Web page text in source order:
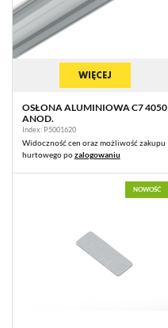
WIĘCEJ
OSŁONA ALUMINIOWA C7 4050
ANOD.
Index: P5001620
Widoczność cen oraz możliwość zakupu
hurtowego pozalogowaniu
NOWOŚĆ